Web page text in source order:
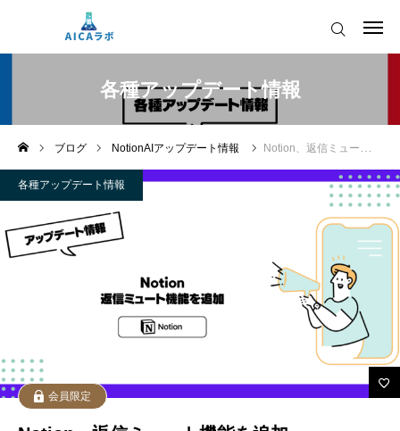
各種アップデート情報
ブログ NotionAIアップデート情報 Notion、返信ミュート機能を追加
各種アップデート情報
会員限定
AIツールアップデート情報
AICAをご契約の皆様へ
AIツールアップデート情報
運営会社